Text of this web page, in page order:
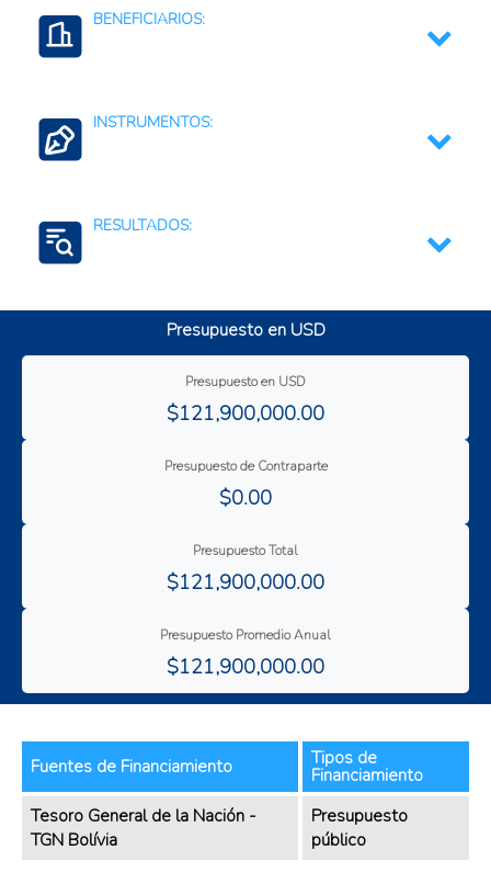
BENEFICIARIOS:
Organización de productores (cooperativas, etc)
Trabajadores agropecuarios
INSTRUMENTOS:
productivos
Fortalecimiento de capacidades empresariales
Inversión en infraestructura pública
RESULTADOS:
Crecimiento económicoPresupuesto en USD
Presupuesto en USD
$121,900,000.00
Presupuesto de Contraparte
$0.00
Presupuesto Total
$121,900,000.00
Presupuesto Promedio Anual
$121,900,000.00
Fuentes de Financiamiento Tipos de
Financiamiento
Tesoro General de la Nación -
TGN Bolívia
Presupuesto
público